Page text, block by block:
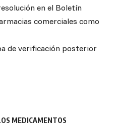
en el Boletín
comerciales como
de verificación posterior
MEDICAMENTOS